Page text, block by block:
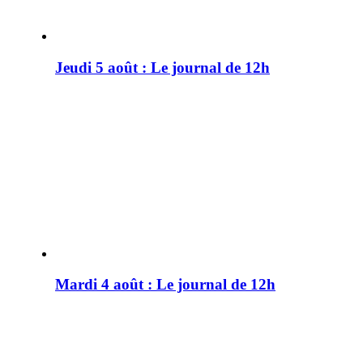
Jeudi 5 août : Le journal de 12h
Mardi 4 août : Le journal de 12h